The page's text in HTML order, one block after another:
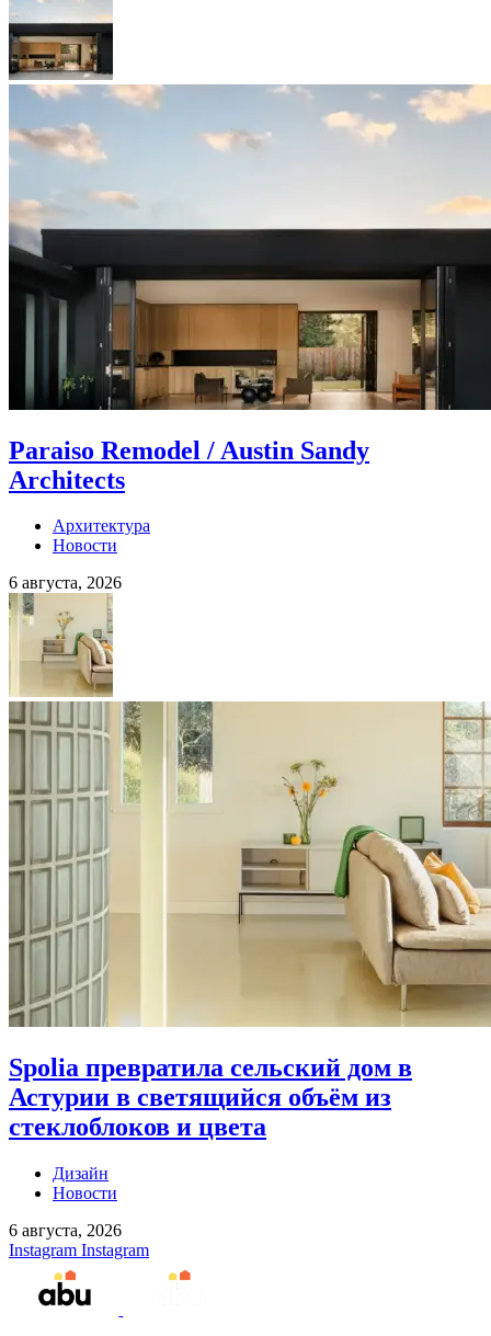
Paraiso Remodel / Austin Sandy
Architects
Архитектура
Новости
6 августа, 2026
Spolia превратила сельский дом в
Астурии в светящийся объём из
стеклоблоков и цвета
Дизайн
Новости
6 августа, 2026
Instagram Instagram